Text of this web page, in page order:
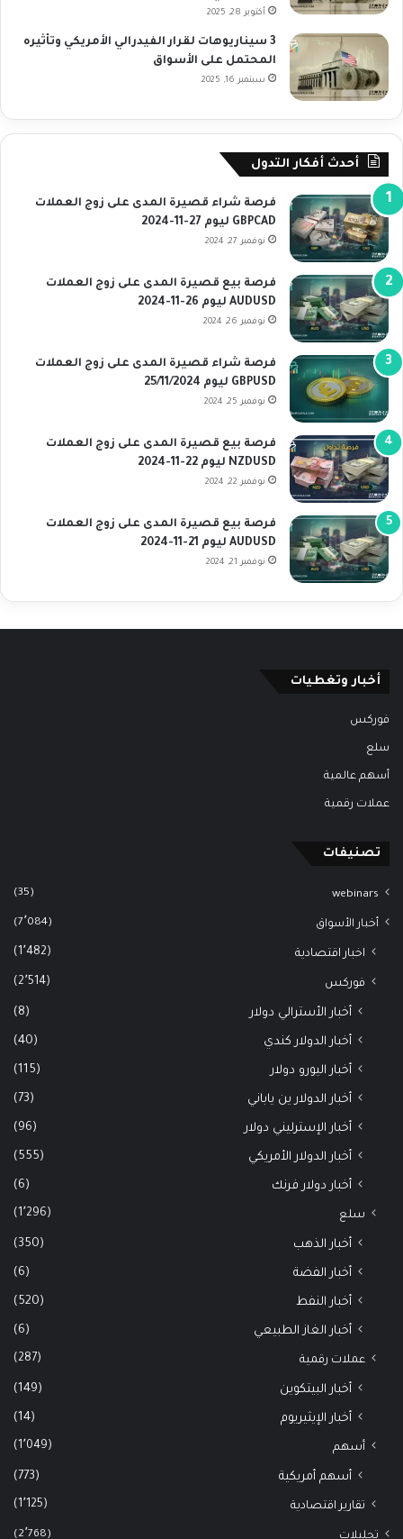
أكتوبر 28, 2025
3 سيناريوهات لقرار الفيدرالي الأمريكي وتأثيره
المحتمل على الأسواق
سبتمبر 16, 2025
أحدث أفكار التدول
فرصة شراء قصيرة المدى على زوج العملات
GBPCAD ليوم 27-11-2024
نوفمبر 27, 2024
فرصة بيع قصيرة المدى على زوج العملات
AUDUSD ليوم 26-11-2024
نوفمبر 26, 2024
فرصة شراء قصيرة المدى على زوج العملات
GBPUSD ليوم 25/11/2024
نوفمبر 25, 2024
فرصة بيع قصيرة المدى على زوج العملات
NZDUSD ليوم 22-11-2024
نوفمبر 22, 2024
فرصة بيع قصيرة المدى على زوج العملات
AUDUSD ليوم 21-11-2024
نوفمبر 21, 2024
أخبار وتغطيات
فوركس
سلع
أسهم عالمية
عملات رقمية
تصنيفات
webinars
(35)
أخبار الأسواق (7٬084)
اخبار اقتصادية (1٬482)
فوركس (2٬514)
أخبار الأسترالي دولار (8)
أخبار الدولار كندي (40)
أخبار اليورو دولار (115)
أخبار الدولار ين ياباني (73)
أخبار الإسترليني دولار (96)
أخبار الدولار الأمريكي (555)
أخبار دولار فرنك (6)
سلع (1٬296)
أخبار الذهب (350)
أخبار الفضة (6)
أخبار النفط (520)
أخبار الغاز الطبيعي (6)
عملات رقمية (287)
أخبار البيتكوين (149)
أخبار الإيثيريوم (14)
أسهم (1٬049)
أسهم أمريكية (773)
تقارير اقتصادية (1٬125)
تحليلات (2٬768)